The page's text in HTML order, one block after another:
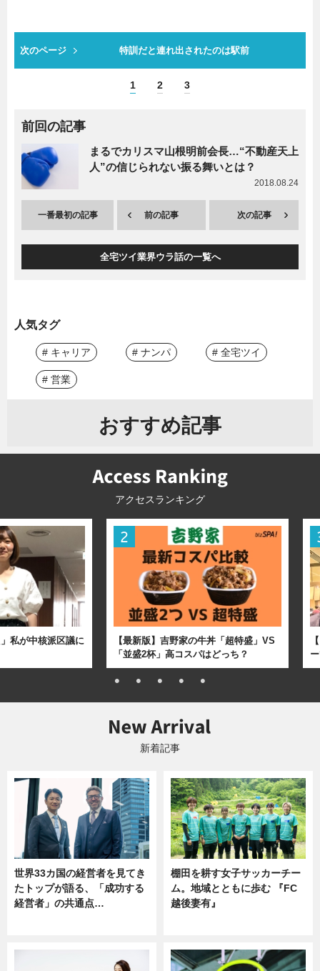
次のページ 特訓だと連れ出されたのは駅前
1 2 3
前回の記事
まるでカリスマ山根明前会長…“不動産天上
人”の信じられない振る舞いとは？
2018.08.24
一番最初の記事 前の記事 次の記事
全宅ツイ業界ウラ話の一覧へ
人気タグ
# キャリア # ナンパ # 全宅ツイ
# 営業
おすすめ記事
アクセスランキング
私が中核派区議に
【最新版】吉野家の牛丼「超特盛」VS
「並盛2杯」高コスパはどっち？
新着記事
世界33カ国の経営者を見てき
たトップが語る、「成功する
経営者」の共通点…
棚田を耕す女子サッカーチー
ム。地域とともに歩む 『FC
越後妻有』